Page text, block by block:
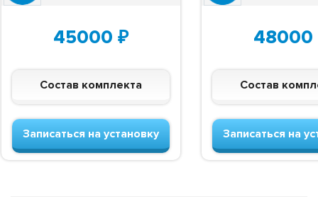
45000 ₽
Состав комплекта
Записаться на установку
48000
Состав
Записаться на